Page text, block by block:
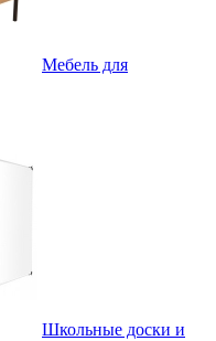
Мебель для
Школьные доски и